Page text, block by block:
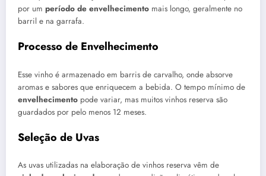
por um período de envelhecimento mais longo, geralmente no
barril e na garrafa.
Processo de Envelhecimento
Esse vinho é armazenado em barris de carvalho, onde absorve
aromas e sabores que enriquecem a bebida. O tempo mínimo de
envelhecimento pode variar, mas muitos vinhos reserva são
guardados por pelo menos 12 meses.
Seleção de Uvas
As uvas utilizadas na elaboração de vinhos reserva vêm de